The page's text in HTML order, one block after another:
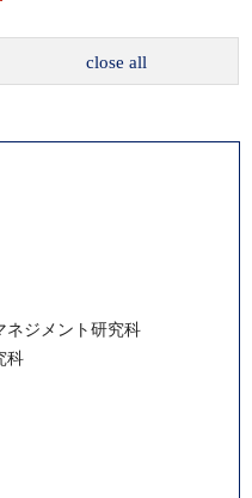
close all
ネジメント研究科
科